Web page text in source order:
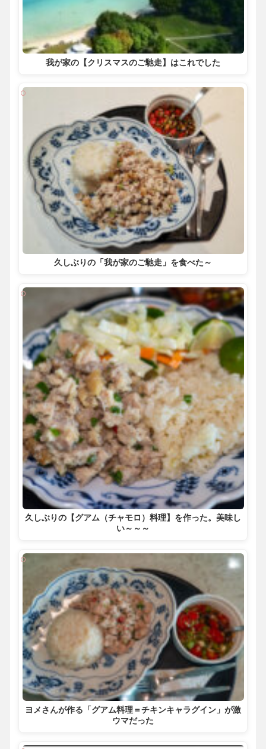
我が家の【クリスマスのご馳走】はこれでした
久しぶりの「我が家のご馳走」を食べた～
久しぶりの【グアム（チャモロ）料理】を作った。美味し
い～～～
ヨメさんが作る「グアム料理＝チキンキャラグイン」が激
ウマだった